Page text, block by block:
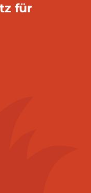
für